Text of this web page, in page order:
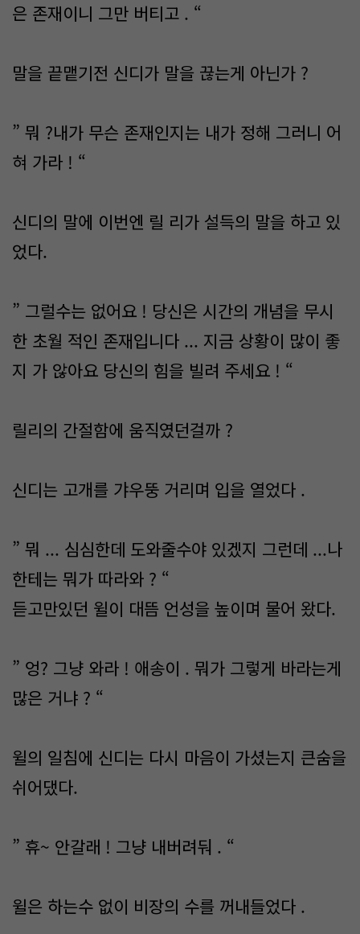
은 존재이니 그만 버티고 . “
말을 끝맽기전 신디가 말을 끊는게 아닌가 ?
” 뭐 ?내가 무슨 존재인지는 내가 정해 그러니 어
혀 가라 ! “
신디의 말에 이번엔 릴 리가 설득의 말을 하고 있
었다.
” 그럴수는 없어요 ! 당신은 시간의 개념을 무시
한 초월 적인 존재입니다 ... 지금 상황이 많이 좋
지 가 않아요 당신의 힘을 빌려 주세요 ! “
릴리의 간절함에 움직였던걸까 ?
신디는 고개를 갸우뚱 거리며 입을 열었다 .
” 뭐 ... 심심한데 도와줄수야 있겠지 그런데 ...나
한테는 뭐가 따라와 ? “
듣고만있던 윌이 대뜸 언성을 높이며 물어 왔다.
” 엉? 그냥 와라 ! 애송이 . 뭐가 그렇게 바라는게
많은 거냐 ? “
윌의 일침에 신디는 다시 마음이 가셨는지 큰숨을
쉬어댔다.
” 휴~ 안갈래 ! 그냥 내버려둬 . “
윌은 하는수 없이 비장의 수를 꺼내들었다 .